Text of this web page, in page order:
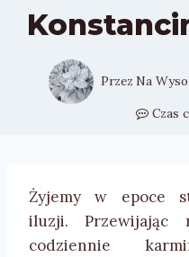
Przez Na
Czas
Żyjemy w epoce
iluzji. Przewijając
codziennie